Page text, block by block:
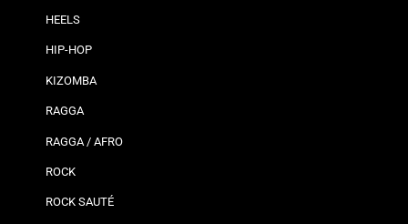
HEELS
HIP-HOP
KIZOMBA
RAGGA
RAGGA / AFRO
ROCK
ROCK SAUTÉ